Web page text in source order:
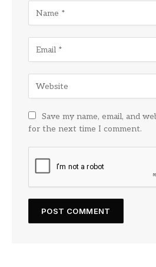
Save my name, email, and
for the next time I comment.